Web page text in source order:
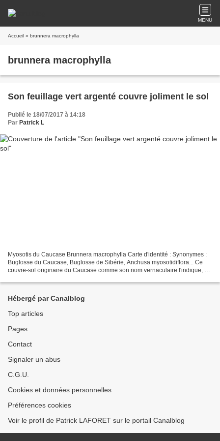
MENU
Accueil » brunnera macrophylla
brunnera macrophylla
Son feuillage vert argenté couvre joliment le sol
Publié le 18/07/2017 à 14:18
Par Patrick L
Myosotis du Caucase Brunnera macrophylla Carte d'identité : Synonymes :
Buglosse du Caucase, Buglosse de Sibérie, Anchusa myosotidiflora... Ce
couvre-sol originaire du Caucase comme son nom vernaculaire l'indique, est
Hébergé par Canalblog
Top articles
Pages
Contact
Signaler un abus
C.G.U.
Cookies et données personnelles
Préférences cookies
Voir le profil de Patrick LAFORET sur le portail Canalblog